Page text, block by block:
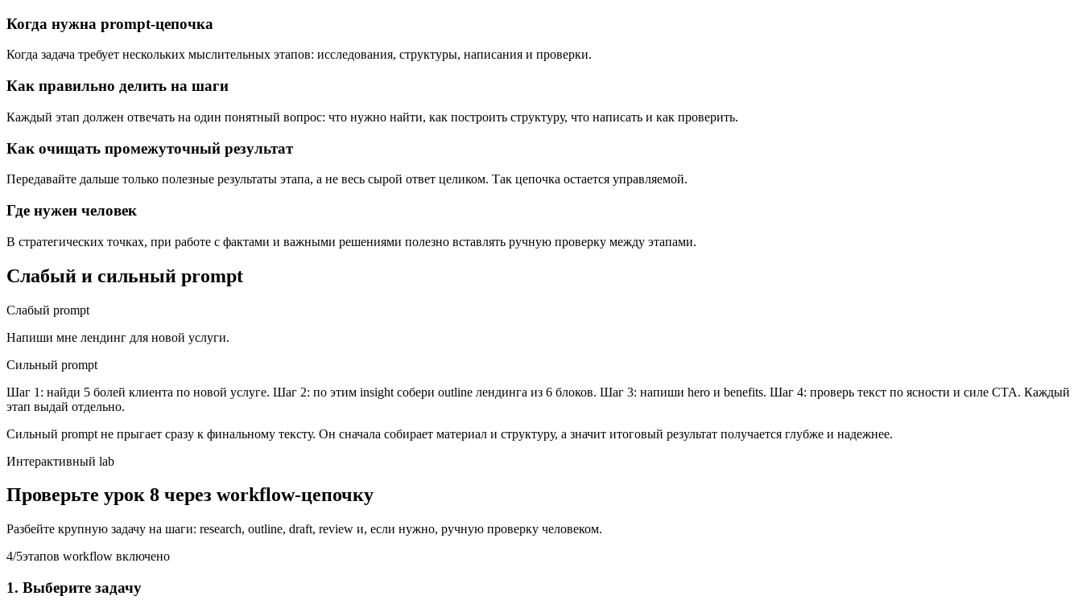
Когда нужна prompt-цепочка
Когда задача требует нескольких мыслительных этапов: исследования, структуры, написания и проверки.
Как правильно делить на шаги
Каждый этап должен отвечать на один понятный вопрос: что нужно найти, как построить структуру, что написать и как проверить.
Как очищать промежуточный результат
Передавайте дальше только полезные результаты этапа, а не весь сырой ответ целиком. Так цепочка остается управляемой.
Где нужен человек
В стратегических точках, при работе с фактами и важными решениями полезно вставлять ручную проверку между этапами.
Слабый и сильный prompt
Слабый prompt
Напиши мне лендинг для новой услуги.
Сильный prompt
Шаг 1: найди 5 болей клиента по новой услуге. Шаг 2: по этим insight собери outline лендинга из 6 блоков. Шаг 3: напиши hero и benefits. Шаг 4: проверь текст по ясности и силе CTA. Каждый
этап выдай отдельно.
Сильный prompt не прыгает сразу к финальному тексту. Он сначала собирает материал и структуру, а значит итоговый результат получается глубже и надежнее.
Интерактивный lab
Проверьте урок 8 через workflow-цепочку
Разбейте крупную задачу на шаги: research, outline, draft, review и, если нужно, ручную проверку человеком.
4/5этапов workflow включено
1. Выберите задачу